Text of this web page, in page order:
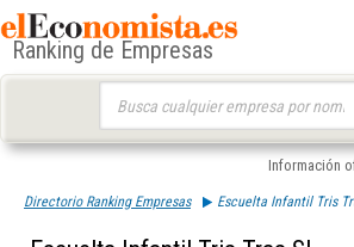
Ranking de Empresas
Información
Directorio Ranking Empresas Escuelta Infantil Tris